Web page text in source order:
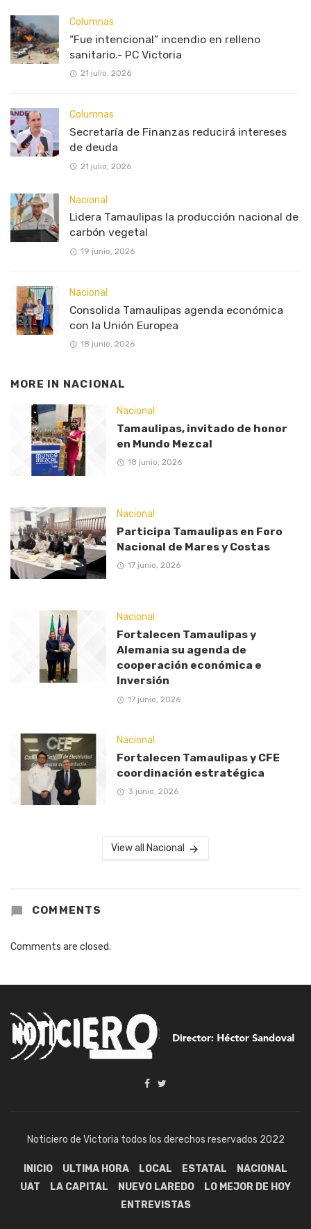
Columnas
“Fue intencional” incendio en relleno
sanitario.- PC Victoria
21 julio, 2026
Columnas
Secretaría de Finanzas reducirá intereses
de deuda
21 julio, 2026
Nacional
Lidera Tamaulipas la producción nacional de
carbón vegetal
19 junio, 2026
Nacional
Consolida Tamaulipas agenda económica
con la Unión Europea
18 junio, 2026
MORE IN NACIONAL
Nacional
Tamaulipas, invitado de honor
en Mundo Mezcal
18 junio, 2026
Nacional
Participa Tamaulipas en Foro
Nacional de Mares y Costas
17 junio, 2026
Nacional
Fortalecen Tamaulipas y
Alemania su agenda de
cooperación económica e
Inversión
17 junio, 2026
Nacional
Fortalecen Tamaulipas y CFE
coordinación estratégica
3 junio, 2026
View all Nacional
COMMENTS
Comments are closed.
Noticiero de Victoria todos los derechos reservados 2022
INICIO ULTIMA HORA LOCAL ESTATAL
NACIONAL
UAT
LA CAPITAL NUEVO LAREDO
LO MEJOR DE HOY
ENTREVISTAS